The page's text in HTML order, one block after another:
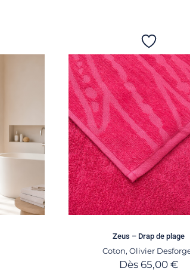
Zeus – Drap de plage
Coton, Olivier
Dès 65,00€